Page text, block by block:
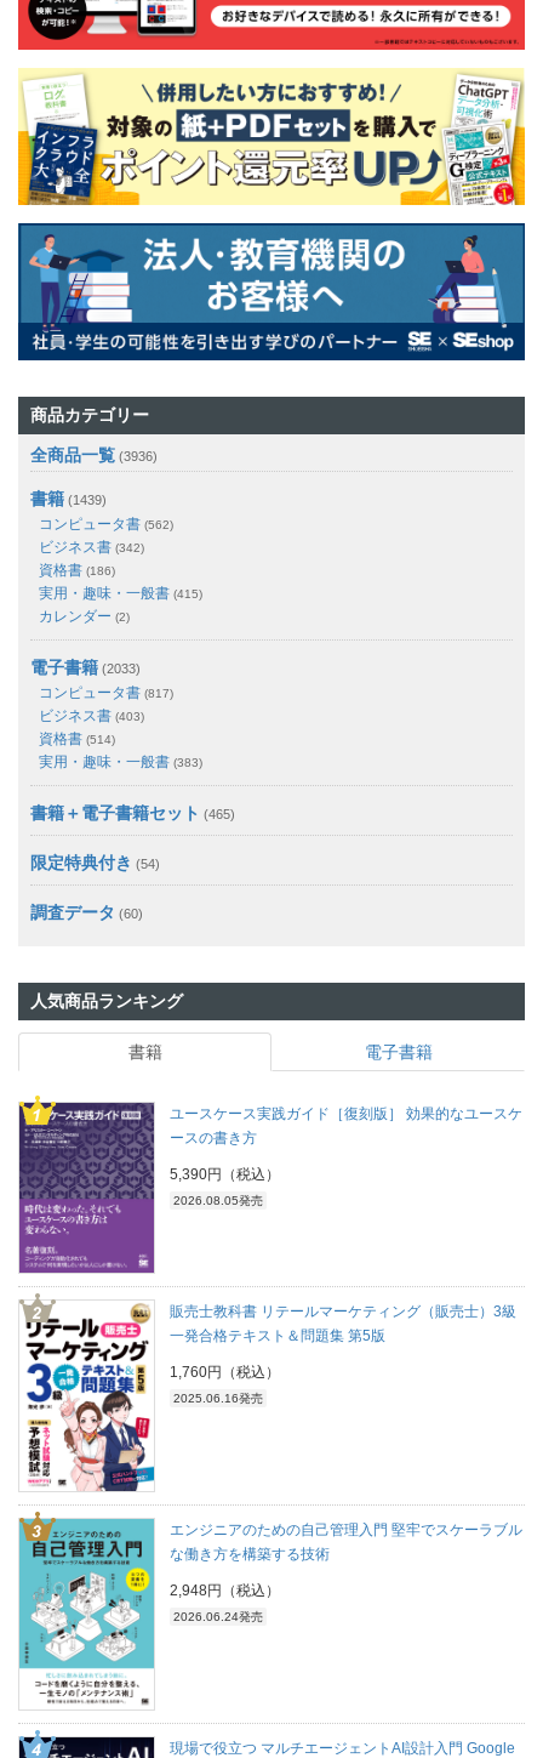
商品カテゴリー
全商品一覧 (3936)
書籍 (1439)
コンピュータ書 (562)
ビジネス書 (342)
資格書 (186)
実用・趣味・一般書 (415)
カレンダー (2)
電子書籍 (2033)
コンピュータ書 (817)
ビジネス書 (403)
資格書 (514)
実用・趣味・一般書 (383)
書籍＋電子書籍セット (465)
限定特典付き (54)
調査データ (60)
人気商品ランキング
書籍 電子書籍
ユースケース実践ガイド［復刻版］ 効果的なユースケ
ースの書き方
5,390円（税込）
2026.08.05発売
販売士教科書 リテールマーケティング（販売士）3級
一発合格テキスト＆問題集 第5版
1,760円（税込）
2025.06.16発売
エンジニアのための自己管理入門 堅牢でスケーラブル
な働き方を構築する技術
2,948円（税込）
2026.06.24発売
現場で役立つ マルチエージェントAI設計入門 Google